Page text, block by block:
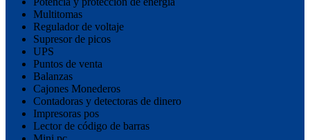
Multitomas
Regulador de voltaje
Supresor de picos
UPS
Puntos de venta
Balanzas
Cajones Monederos
Contadoras y detectoras de dinero
Impresoras pos
Lector de código de barras